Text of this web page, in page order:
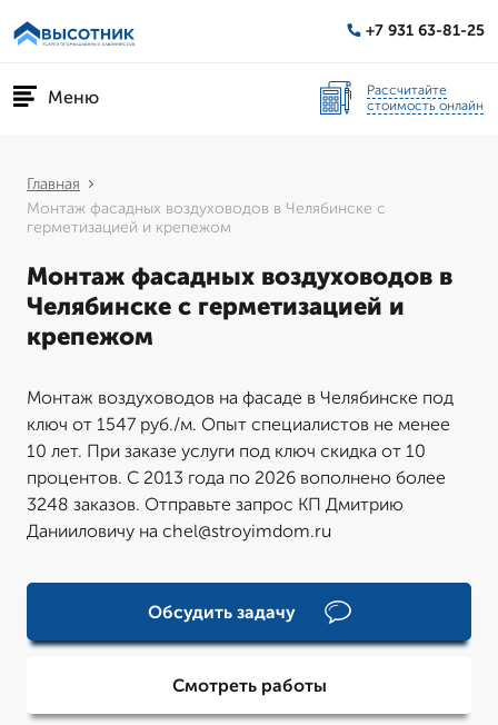
+7 931 63-81-25
Меню
Рассчитайте
стоимость онлайн
Главная
Монтаж фасадных воздуховодов в Челябинске с
герметизацией и крепежом
Монтаж фасадных воздуховодов в
Челябинске с герметизацией и
крепежом
Монтаж воздуховодов на фасаде в Челябинске под
ключ от 1547 руб./м. Опыт специалистов не менее
10 лет. При заказе услуги под ключ скидка от 10
процентов. С 2013 года по 2026 вополнено более
3248 заказов. Отправьте запрос КП Дмитрию
Данииловичу на chel@stroyimdom.ru
Обсудить задачу
Смотреть работы